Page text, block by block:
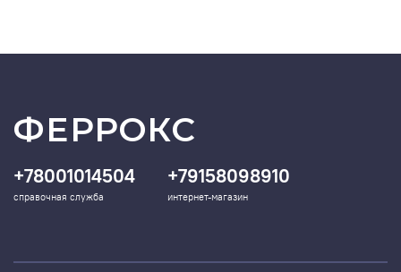
+78001014504
справочная служба
+79158098910
интернет-магазин
ФЕРРОКС